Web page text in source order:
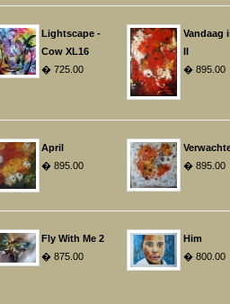
Lightscape -
Cow XL16
� 725.00
Vandaag
II
� 895.00
April
� 895.00
� 895.00
Fly With Me 2
� 875.00
Him
� 800.00